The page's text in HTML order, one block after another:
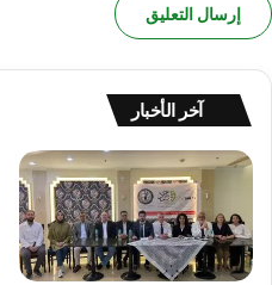
آخر الأخبار